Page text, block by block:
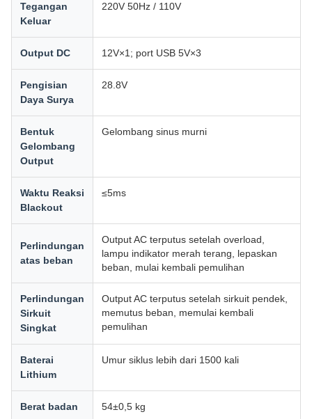
Tegangan
Keluar
220V 50Hz / 110V
Output DC 12V×1; port USB 5V×3
Pengisian
Daya Surya
28.8V
Bentuk
Gelombang
Output
Gelombang sinus murni
Waktu Reaksi
Blackout
≤5ms
Perlindungan
atas beban
Output AC terputus setelah overload,
lampu indikator merah terang, lepaskan
beban, mulai kembali pemulihan
Perlindungan
Sirkuit
Singkat
Output AC terputus setelah sirkuit pendek,
memutus beban, memulai kembali
pemulihan
Baterai
Lithium
Umur siklus lebih dari 1500 kali
Berat badan 54±0,5 kg